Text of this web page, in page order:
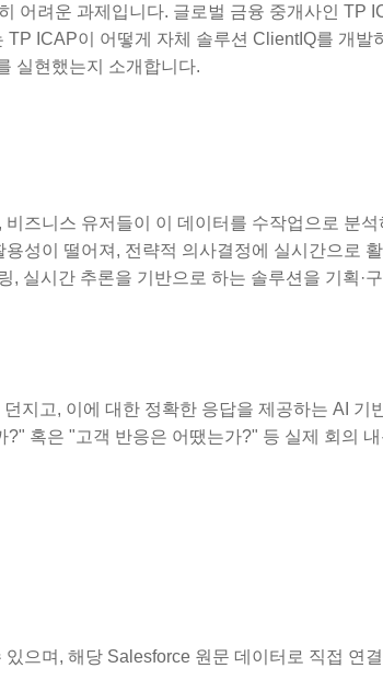
어려운 과제입니다. 글로벌 금융 중개사인 TP
ICAP이 어떻게 자체 솔루션 ClientIQ를 개발
실현했는지 소개합니다.
즈니스 유저들이 이 데이터를 수작업으로 분
성이 떨어져, 전략적 의사결정에 실시간으로
실시간 추론을 기반으로 하는 솔루션을 기획·
지고, 이에 대한 정확한 응답을 제공하는 AI 기
혹은 "고객 반응은 어땠는가?" 등 실제 회의
으며, 해당 Salesforce 원문 데이터로 직접 연